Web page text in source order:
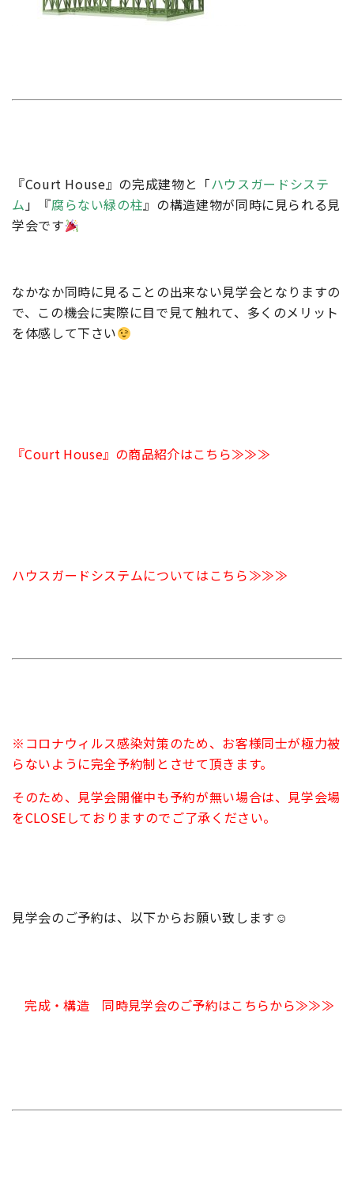
『Court House』の完成建物と「ハウスガードシステ
ム」『腐らない緑の柱』の構造建物が同時に見られる見
学会です
なかなか同時に見ることの出来ない見学会となりますの
で、この機会に実際に目で見て触れて、多くのメリット
を体感して下さい
『Court House』の商品紹介はこちら≫≫≫
ハウスガードシステムについてはこちら≫≫≫
※コロナウィルス感染対策のため、お客様同士が極力被
らないように完全予約制とさせて頂きます。
そのため、見学会開催中も予約が無い場合は、見学会場
をCLOSEしておりますのでご了承ください。
見学会のご予約は、以下からお願い致します☺
完成・構造 同時見学会のご予約はこちらから≫≫≫